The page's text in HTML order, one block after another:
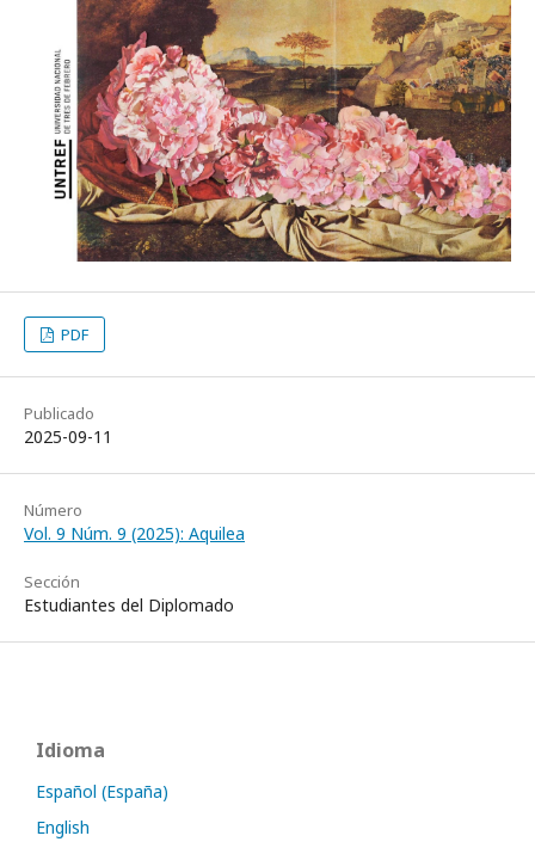
PDF
Publicado
2025-09-11
Número
Vol. 9 Núm. 9 (2025): Aquilea
Sección
Estudiantes del Diplomado
Idioma
Español (España)
English